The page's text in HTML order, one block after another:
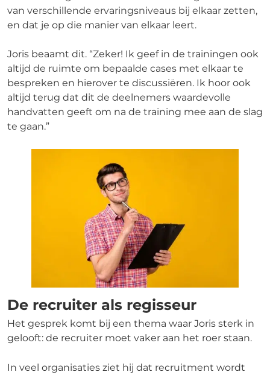
van verschillende ervaringsniveaus bij elkaar zetten,
en dat je op die manier van elkaar leert.
Joris beaamt dit. “Zeker! Ik geef in de trainingen ook
altijd de ruimte om bepaalde cases met elkaar te
bespreken en hierover te discussiëren. Ik hoor ook
altijd terug dat dit de deelnemers waardevolle
handvatten geeft om na de training mee aan de slag
te gaan.”
De recruiter als regisseur
Het gesprek komt bij een thema waar Joris sterk in
gelooft: de recruiter moet vaker aan het roer staan.
In veel organisaties ziet hij dat recruitment wordt